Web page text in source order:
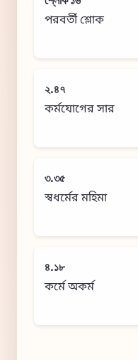
পরবর্তী শ্লোক
২.৪৭
কর্মযোগের সার
৩.৩৫
স্বধর্মের মহিমা
৪.১৮
কর্মে অকর্ম